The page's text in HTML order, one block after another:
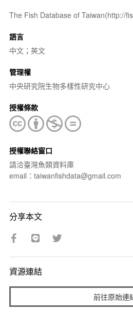
The Fish Database of Taiwan(http://
語言
中文；英文
管理權
中央研究院生物多樣性研究中心
授權條款
授權聯絡窗口
請洽臺灣魚類資料庫
email：taiwanfishdata@gmail.com
分享本文
資源連結
前往原始連